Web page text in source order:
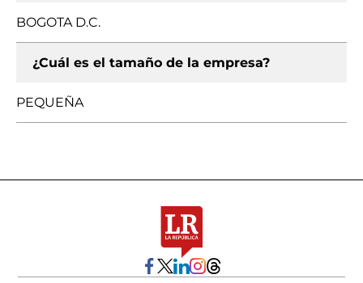
BOGOTA D.C.
¿Cuál es el tamaño de la empresa?
PEQUEÑA